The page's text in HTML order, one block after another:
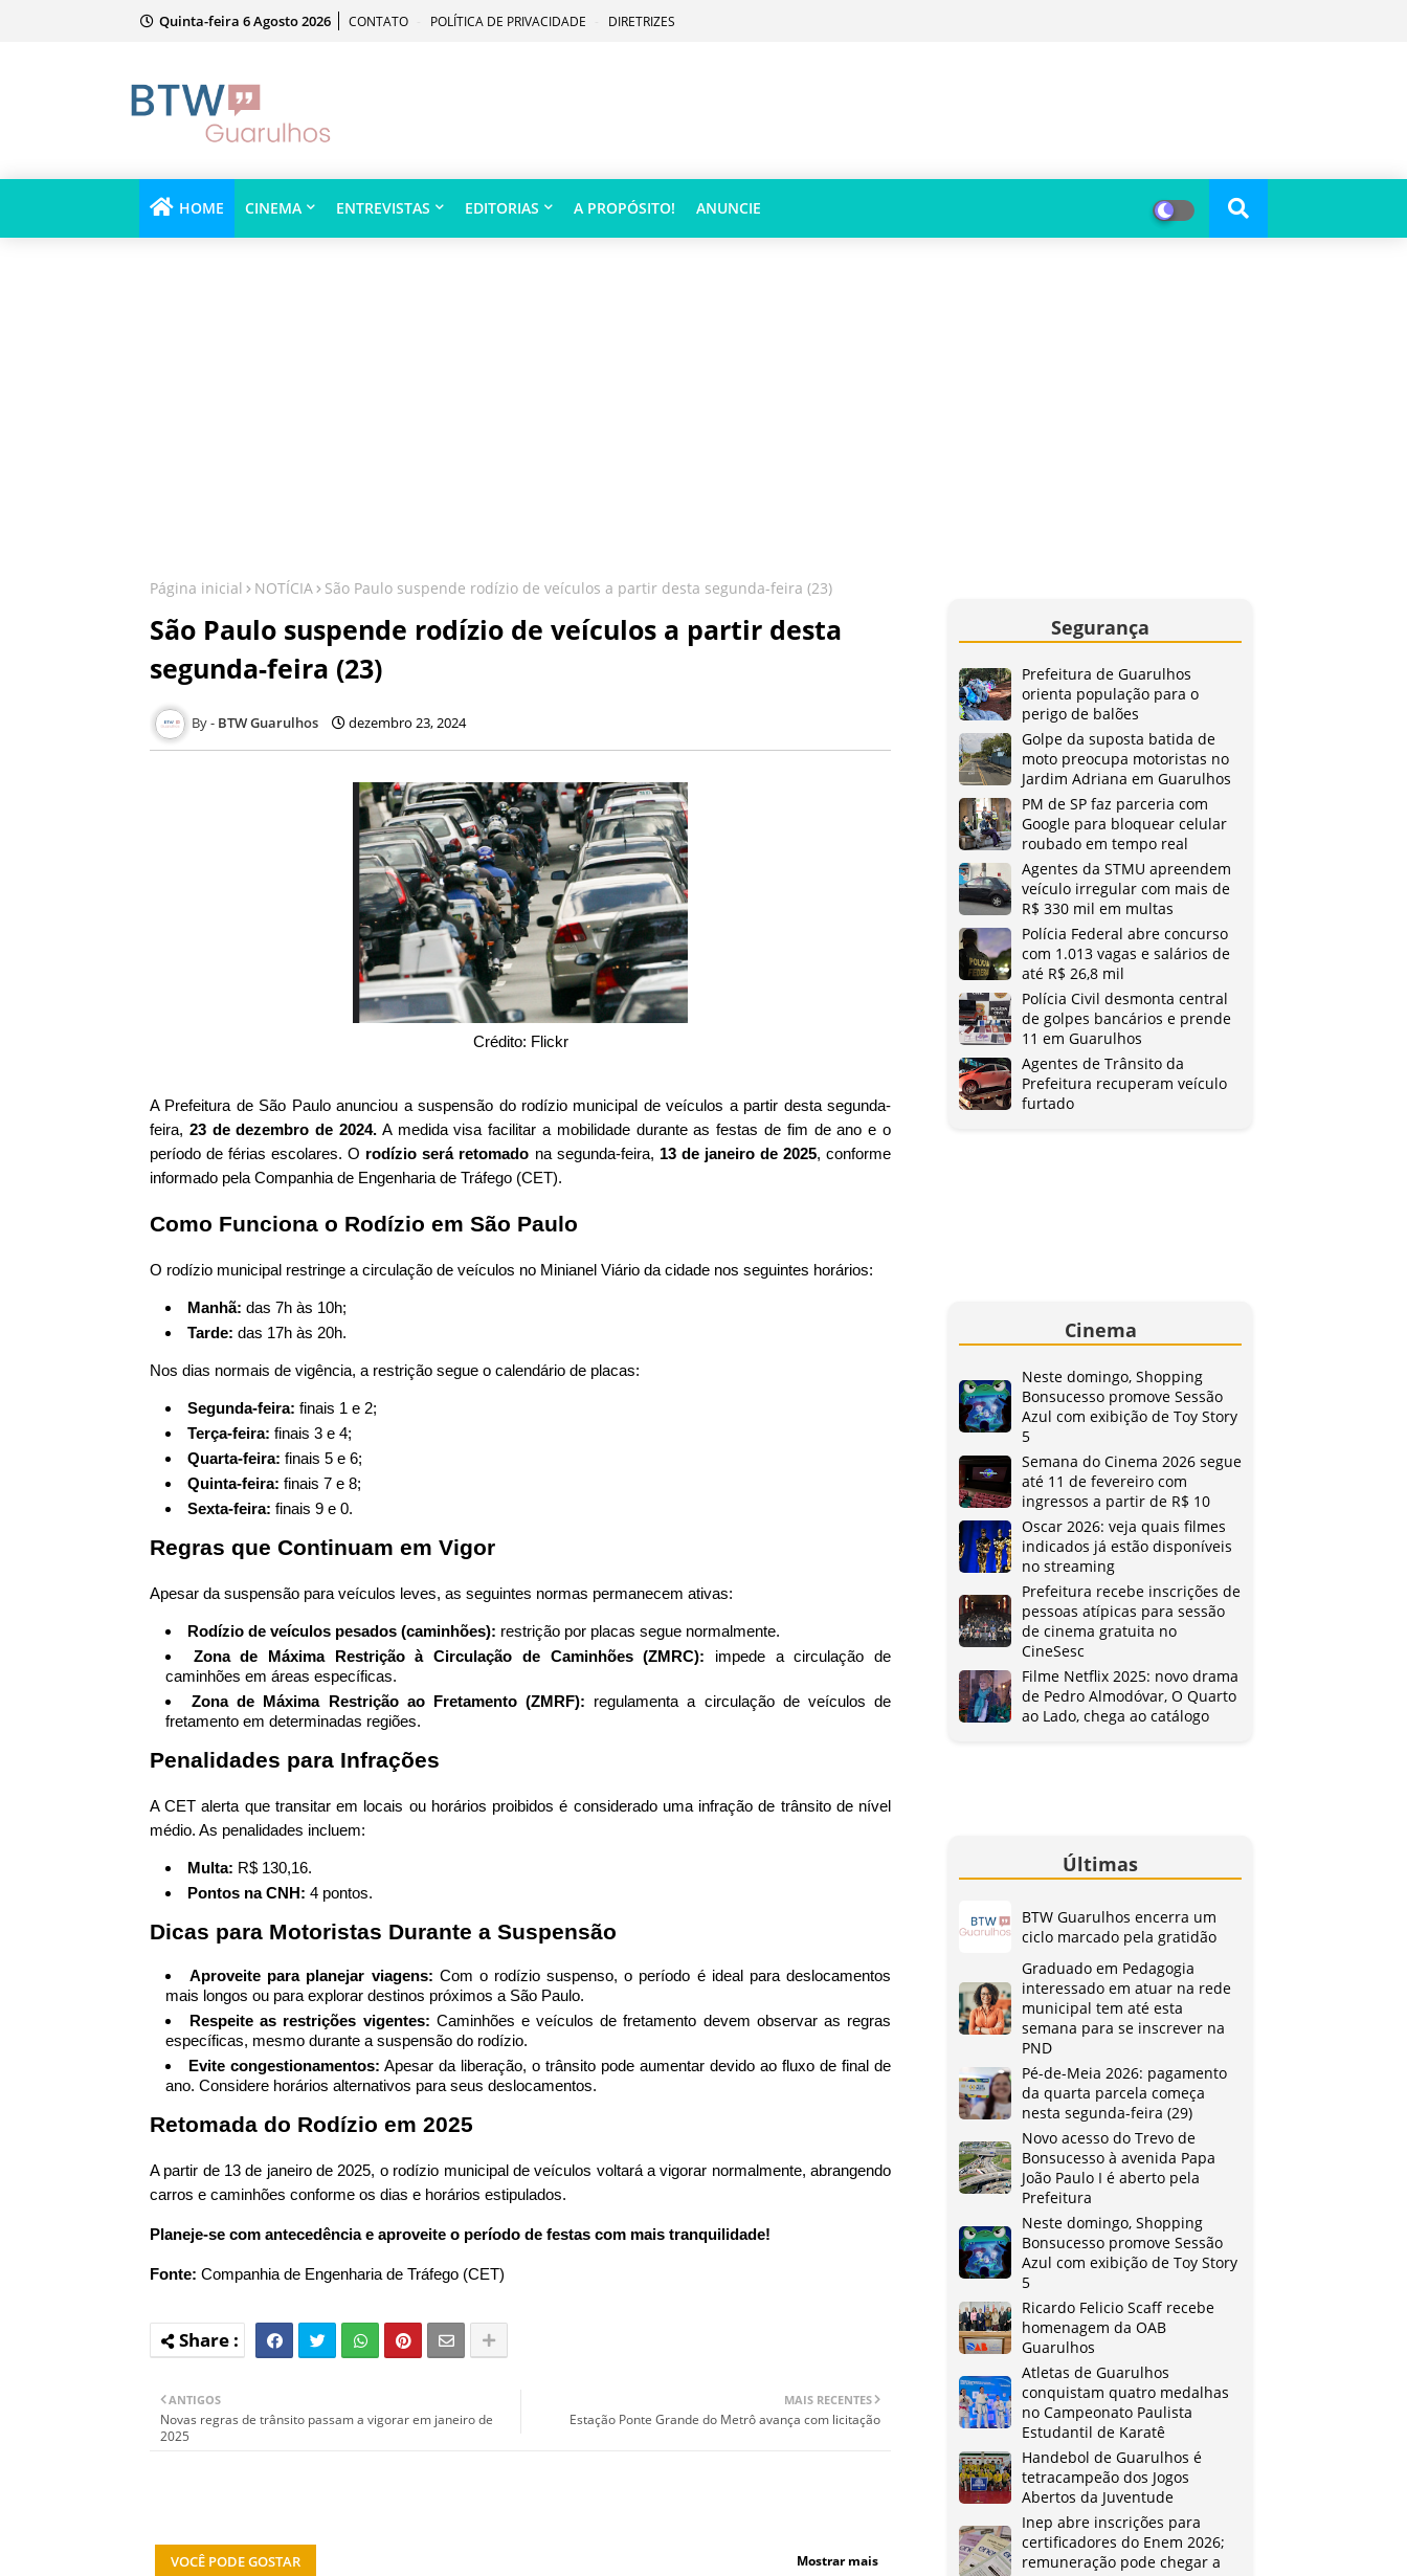
Quinta-feira 6 Agosto 2026 CONTATO POLÍTICA DE PRIVACIDADE DIRETRIZES
HOME CINEMA ENTREVISTAS EDITORIAS A PROPÓSITO! ANUNCIE
Página inicial NOTÍCIA São Paulo suspende rodízio de veículos a partir desta segunda-feira (23)
São Paulo suspende rodízio de veículos a partir desta
segunda-feira (23)
BTW Guarulhos dezembro 23, 2024
Crédito: Flickr
A Prefeitura de São Paulo anunciou a suspensão do rodízio municipal de veículos a partir desta segunda-
feira, 23 de dezembro de 2024. A medida visa facilitar a mobilidade durante as festas de fim de ano e o
período de férias escolares. O rodízio será retomado na segunda-feira, 13 de janeiro de 2025, conforme
informado pela Companhia de Engenharia de Tráfego (CET).
Como Funciona o Rodízio em São Paulo
O rodízio municipal restringe a circulação de veículos no Minianel Viário da cidade nos seguintes horários:
Manhã: das 7h às 10h;
Tarde: das 17h às 20h.
Nos dias normais de vigência, a restrição segue o calendário de placas:
Segunda-feira: finais 1 e 2;
Terça-feira: finais 3 e 4;
Quarta-feira: finais 5 e 6;
Quinta-feira: finais 7 e 8;
Sexta-feira: finais 9 e 0.
Regras que Continuam em Vigor
Apesar da suspensão para veículos leves, as seguintes normas permanecem ativas:
Rodízio de veículos pesados (caminhões): restrição por placas segue normalmente.
Zona de Máxima Restrição à Circulação de Caminhões (ZMRC): impede a circulação de
caminhões em áreas específicas.
Zona de Máxima Restrição ao Fretamento (ZMRF): regulamenta a circulação de veículos de
fretamento em determinadas regiões.
Penalidades para Infrações
A CET alerta que transitar em locais ou horários proibidos é considerado uma infração de trânsito de nível
médio. As penalidades incluem:
Multa: R$ 130,16.
Pontos na CNH: 4 pontos.
Dicas para Motoristas Durante a Suspensão
Aproveite para planejar viagens: Com o rodízio suspenso, o período é ideal para deslocamentos
mais longos ou para explorar destinos próximos a São Paulo.
Respeite as restrições vigentes: Caminhões e veículos de fretamento devem observar as regras
específicas, mesmo durante a suspensão do rodízio.
Evite congestionamentos: Apesar da liberação, o trânsito pode aumentar devido ao fluxo de final de
ano. Considere horários alternativos para seus deslocamentos.
Retomada do Rodízio em 2025
A partir de 13 de janeiro de 2025, o rodízio municipal de veículos voltará a vigorar normalmente, abrangendo
carros e caminhões conforme os dias e horários estipulados.
Planeje-se com antecedência e aproveite o período de festas com mais tranquilidade!
Fonte: Companhia de Engenharia de Tráfego (CET)
MAIS RECENTES
Estação Ponte Grande do Metrô avança com licitação
ANTIGOS
Novas regras de trânsito passam a vigorar em janeiro de
2025
VOCÊ PODE GOSTAR Mostrar mais
Segurança
Prefeitura de Guarulhos
orienta população para o
perigo de balões
Golpe da suposta batida de
moto preocupa motoristas no
Jardim Adriana em Guarulhos
PM de SP faz parceria com
Google para bloquear celular
roubado em tempo real
Agentes da STMU apreendem
veículo irregular com mais de
R$ 330 mil em multas
Polícia Federal abre concurso
com 1.013 vagas e salários de
até R$ 26,8 mil
Polícia Civil desmonta central
de golpes bancários e prende
11 em Guarulhos
Agentes de Trânsito da
Prefeitura recuperam veículo
furtado
Cinema
Neste domingo, Shopping
Bonsucesso promove Sessão
Azul com exibição de Toy Story
5
Semana do Cinema 2026 segue
até 11 de fevereiro com
ingressos a partir de R$ 10
Oscar 2026: veja quais filmes
indicados já estão disponíveis
no streaming
Prefeitura recebe inscrições de
pessoas atípicas para sessão
de cinema gratuita no
CineSesc
Filme Netflix 2025: novo drama
de Pedro Almodóvar, O Quarto
ao Lado, chega ao catálogo
Últimas
BTW Guarulhos encerra um
ciclo marcado pela gratidão
Graduado em Pedagogia
interessado em atuar na rede
municipal tem até esta
semana para se inscrever na
PND
Pé-de-Meia 2026: pagamento
da quarta parcela começa
nesta segunda-feira (29)
Novo acesso do Trevo de
Bonsucesso à avenida Papa
João Paulo I é aberto pela
Prefeitura
Neste domingo, Shopping
Bonsucesso promove Sessão
Azul com exibição de Toy Story
5
Ricardo Felicio Scaff recebe
homenagem da OAB
Guarulhos
Atletas de Guarulhos
conquistam quatro medalhas
no Campeonato Paulista
Estudantil de Karatê
Handebol de Guarulhos é
tetracampeão dos Jogos
Abertos da Juventude
Inep abre inscrições para
certificadores do Enem 2026;
remuneração pode chegar a